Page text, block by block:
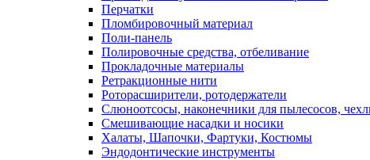
Перчатки
Пломбировочный материал
Поли-панель
Полировочные средства, отбеливание
Прокладочные материалы
Ретракционные нити
Роторасширители, ротодержатели
Слюноотсосы, наконечники для пылесосов,
Смешивающие насадки и носики
Халаты, Шапочки, Фартуки, Костюмы
Эндодонтические инструменты